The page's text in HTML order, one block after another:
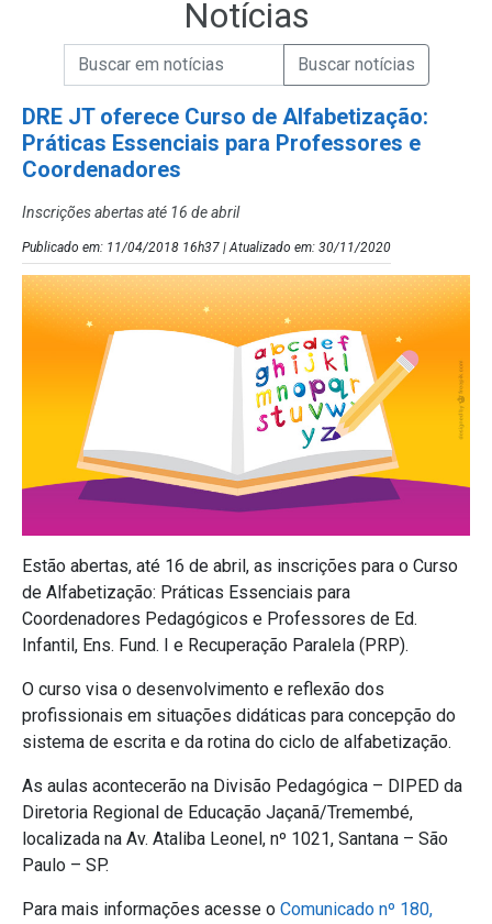
Notícias
Campo de Busca de Notícias
Campo de Busca de informaçõesEnviar a Busca de Notícias
DRE JT oferece Curso de Alfabetização:
Práticas Essenciais para Professores e
Coordenadores
Inscrições abertas até 16 de abril
Publicado em: 11/04/2018 16h37 | Atualizado em: 30/11/2020
Estão abertas, até 16 de abril, as inscrições para o Curso
de Alfabetização: Práticas Essenciais para
Coordenadores Pedagógicos e Professores de Ed.
Infantil, Ens. Fund. I e Recuperação Paralela (PRP).
O curso visa o desenvolvimento e reflexão dos
profissionais em situações didáticas para concepção do
sistema de escrita e da rotina do ciclo de alfabetização.
As aulas acontecerão na Divisão Pedagógica – DIPED da
Diretoria Regional de Educação Jaçanã/Tremembé,
localizada na Av. Ataliba Leonel, nº 1021, Santana – São
Paulo – SP.
Para mais informações acesse o Comunicado nº 180,